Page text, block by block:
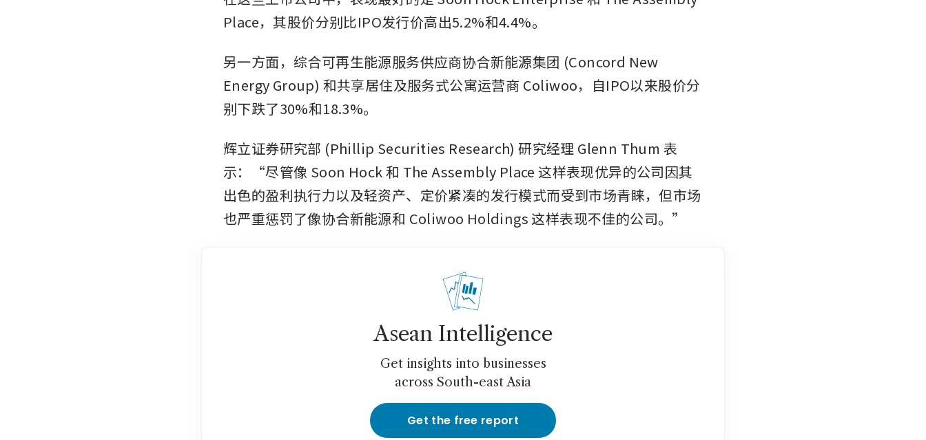
Place，其股价分别比IPO发行价高出5.2%和4.4%。
另一方面，综合可再生能源服务供应商协合新能源集团 (Concord New
Energy Group) 和共享居住及服务式公寓运营商 Coliwoo，自IPO以来股价分
别下跌了30%和18.3%。
辉立证券研究部 (Phillip Securities Research) 研究经理 Glenn Thum 表
示：“尽管像 Soon Hock 和 The Assembly Place 这样表现优异的公司因其
出色的盈利执行力以及轻资产、定价紧凑的发行模式而受到市场青睐，但市场
也严重惩罚了像协合新能源和 Coliwoo Holdings 这样表现不佳的公司。”
Asean Intelligence
Get insights into businesses
across South-east Asia
Get the free report